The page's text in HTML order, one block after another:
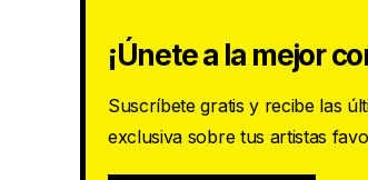
¡Únete a la mejor
Suscríbete gratis y recibe las
exclusiva sobre tus artistas